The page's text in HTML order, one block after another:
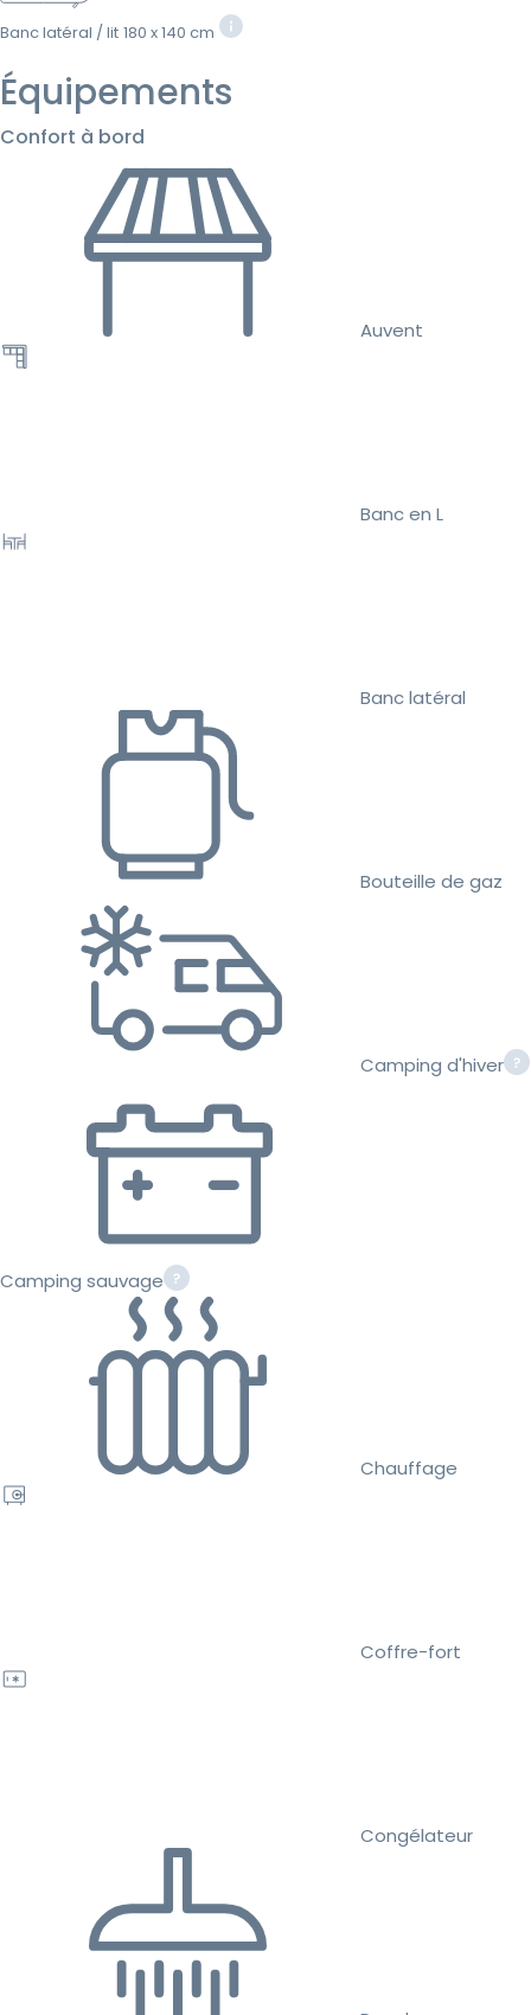
Banc latéral / lit 180 x 140 cm
Équipements
Confort à bord
Auvent
Banc en L
Banc latéral
Bouteille de gaz
Camping d'hiver
Camping sauvage
Chauffage
Coffre-fort
Congélateur